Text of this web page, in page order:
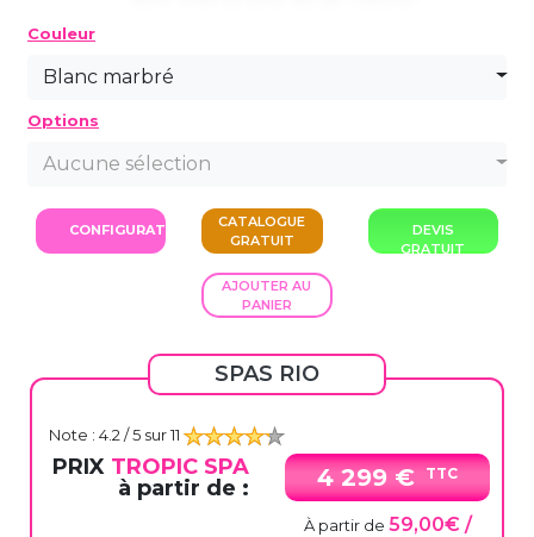
Couleur
Blanc marbré
Options
Aucune sélection
CONFIGURATION
CATALOGUE
GRATUIT
DEVIS
GRATUIT
AJOUTER AU
PANIER
SPAS RIO
Note : 4.2 / 5 sur11
PRIX TROPIC SPA
à partir de :
4 299 € TTC
À partir de 59,00€ /